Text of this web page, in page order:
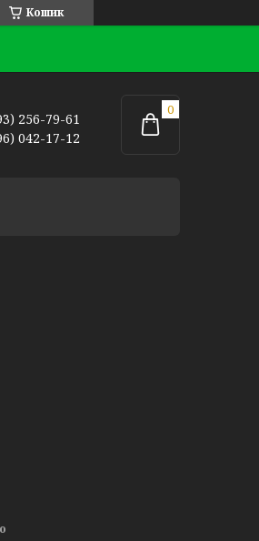
Кошик
256-79-61
042-17-12